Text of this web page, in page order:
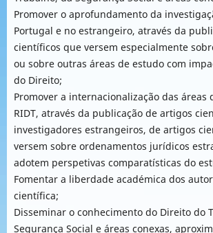
Promover o aprofundamento da
Portugal e no estrangeiro, através da
científicos que versem especialmente
ou sobre outras áreas de estudo com
do Direito;
Promover a internacionalização das áreas
RIDT, através da publicação de artigos
investigadores estrangeiros, de artigos
versem sobre ordenamentos jurídicos
adotem perspetivas comparatísticas do
Fomentar a liberdade académica dos
científica;
Disseminar o conhecimento do Direito do
Segurança Social e áreas conexas,